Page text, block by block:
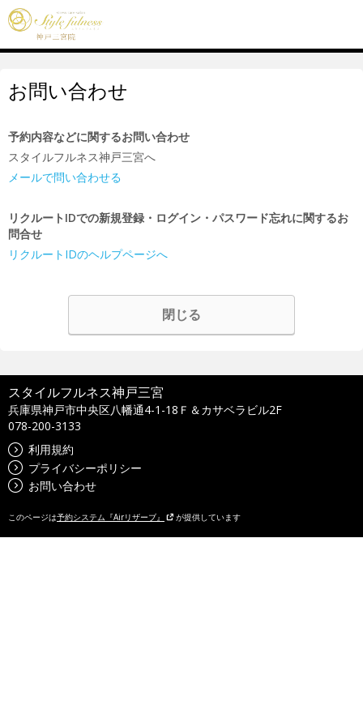
お問い合わせ
予約内容などに関するお問い合わせ
スタイルフルネス神戸三宮へ
メールで問い合わせる
リクルートIDでの新規登録・ログイン・パスワード忘れに関するお
問合せ
リクルートIDのヘルプページへ
閉じる
スタイルフルネス神戸三宮
兵庫県神戸市中央区八幡通4-1-18Ｆ＆カサベラビル2F
078-200-3133
利用規約
プライバシーポリシー
お問い合わせ
このページは予約システム『Airリザーブ』 が提供しています